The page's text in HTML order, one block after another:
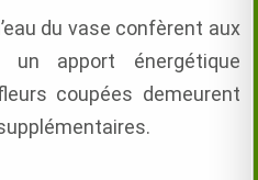
du vase confèrent aux
un apport énergétique
coupées demeurent